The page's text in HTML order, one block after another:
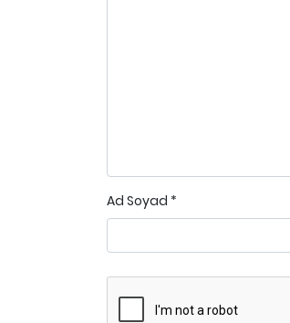
Ad Soyad *